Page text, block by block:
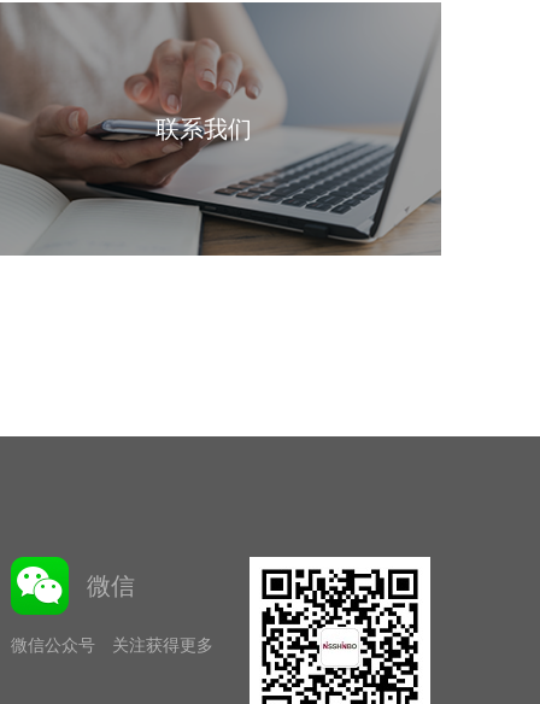
联系我们
微信
微信公众号 关注获得更多